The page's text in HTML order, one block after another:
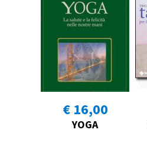
€ 16,00
YOGA